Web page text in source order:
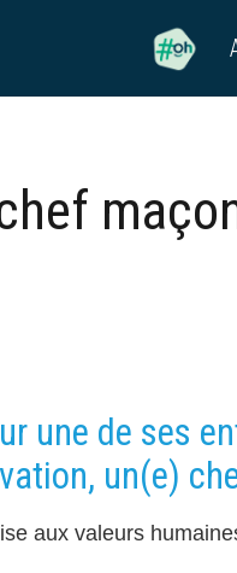
une de ses
un(e)
aux valeurs